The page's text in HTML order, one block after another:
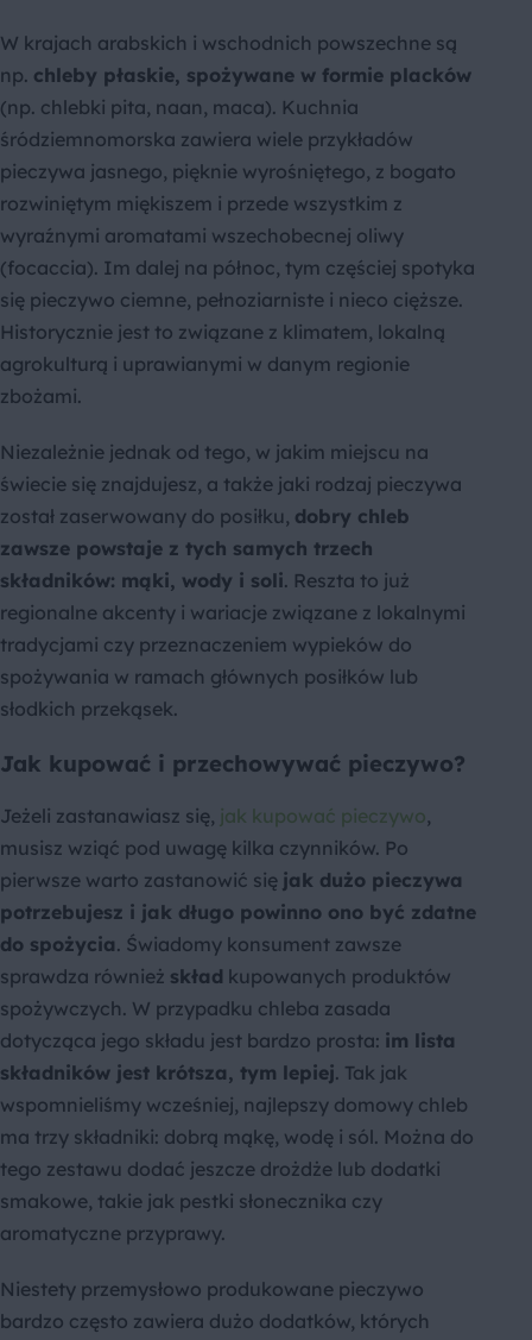
W krajach arabskich i wschodnich powszechne są
np. chleby płaskie, spożywane w formie placków
(np. chlebki pita, naan, maca). Kuchnia
śródziemnomorska zawiera wiele przykładów
pieczywa jasnego, pięknie wyrośniętego, z bogato
rozwiniętym miękiszem i przede wszystkim z
wyraźnymi aromatami wszechobecnej oliwy
(focaccia). Im dalej na północ, tym częściej spotyka
się pieczywo ciemne, pełnoziarniste i nieco cięższe.
Historycznie jest to związane z klimatem, lokalną
agrokulturą i uprawianymi w danym regionie
zbożami.
Niezależnie jednak od tego, w jakim miejscu na
świecie się znajdujesz, a także jaki rodzaj pieczywa
został zaserwowany do posiłku, dobry chleb
zawsze powstaje z tych samych trzech
składników: mąki, wody i soli. Reszta to już
regionalne akcenty i wariacje związane z lokalnymi
tradycjami czy przeznaczeniem wypieków do
spożywania w ramach głównych posiłków lub
słodkich przekąsek.
Jak kupować i przechowywać pieczywo?
Jeżeli zastanawiasz się, jak kupować pieczywo,
musisz wziąć pod uwagę kilka czynników. Po
pierwsze warto zastanowić się jak dużo pieczywa
potrzebujesz i jak długo powinno ono być zdatne
do spożycia. Świadomy konsument zawsze
sprawdza również skład kupowanych produktów
spożywczych. W przypadku chleba zasada
dotycząca jego składu jest bardzo prosta: im lista
składników jest krótsza, tym lepiej. Tak jak
wspomnieliśmy wcześniej, najlepszy domowy chleb
ma trzy składniki: dobrą mąkę, wodę i sól. Można do
tego zestawu dodać jeszcze drożdże lub dodatki
smakowe, takie jak pestki słonecznika czy
aromatyczne przyprawy.
Niestety przemysłowo produkowane pieczywo
bardzo często zawiera dużo dodatków, których